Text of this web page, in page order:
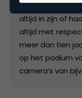
gesprekken,
altijd in zijn of
altijd met
meer dan tien
op het podium
camera’s van